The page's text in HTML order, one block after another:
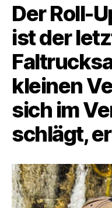
Der Roll-
ist der
kleinen
sich im
schlägt,